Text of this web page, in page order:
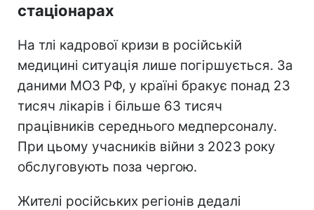
стаціонарах
На тлі кадрової кризи в російській
медицині ситуація лише погіршується. За
даними МОЗ РФ, у країні бракує понад 23
тисяч лікарів і більше 63 тисяч
працівників середнього медперсоналу.
При цьому учасників війни з 2023 року
обслуговують поза чергою.
Жителі російських регіонів дедалі